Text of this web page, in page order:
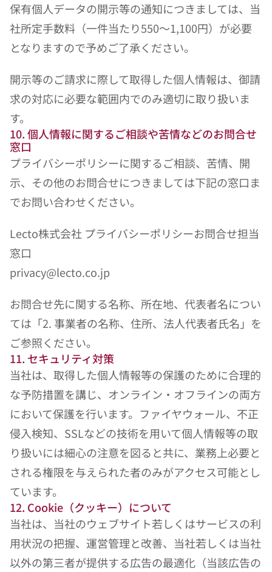
保有個人データの開示等の通知につきましては、当
社所定手数料（一件当たり550〜1,100円）が必要
となりますので予めご了承ください。
開示等のご請求に際して取得した個人情報は、御請
求の対応に必要な範囲内でのみ適切に取り扱いま
す。
10. 個人情報に関するご相談や苦情などのお問合せ
窓口
プライバシーポリシーに関するご相談、苦情、開
示、その他のお問合せにつきましては下記の窓口ま
でお問い合わせください。
Lecto株式会社 プライバシーポリシーお問合せ担当
窓口
privacy@lecto.co.jp
お問合せ先に関する名称、所在地、代表者名につい
ては「2. 事業者の名称、住所、法人代表者氏名」を
ご参照ください。
11. セキュリティ対策
当社は、取得した個人情報等の保護のために合理的
な予防措置を講じ、オンライン・オフラインの両方
において保護を行います。ファイヤウォール、不正
侵入検知、SSLなどの技術を用いて個人情報等の取
り扱いには細心の注意を図ると共に、業務上必要と
される権限を与えられた者のみがアクセス可能とし
ています。
12. Cookie（クッキー）について
当社は、当社のウェブサイト若しくはサービスの利
用状況の把握、運営管理と改善、当社若しくは当社
以外の第三者が提供する広告の最適化（当該広告の